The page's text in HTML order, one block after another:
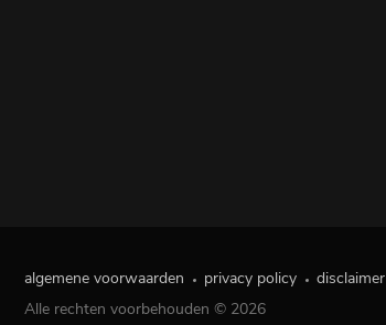
algemene voorwaarden privacy policy disclaimer
Alle rechten voorbehouden © 2026